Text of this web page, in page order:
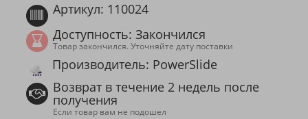
Артикул: 110024
Доступность: Закончился
Товар закончился. Уточняйте дату поставки
Производитель: PowerSlide
Возврат в течение 2 недель после
получения
Если товар вам не подошел